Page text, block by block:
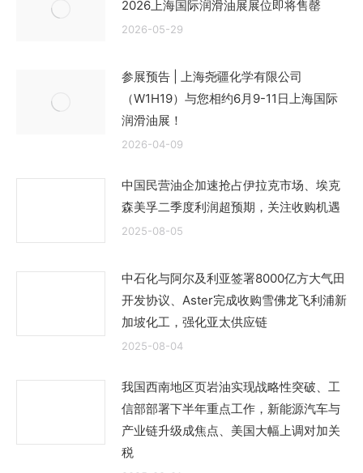
2026上海国际润滑油展展位即将售罄
2026-05-29
参展预告 | 上海尧疆化学有限公司
（W1H19）与您相约6月9-11日上海国际
润滑油展！
2026-04-09
中国民营油企加速抢占伊拉克市场、埃克
森美孚二季度利润超预期，关注收购机遇
2025-08-05
中石化与阿尔及利亚签署8000亿方大气田
开发协议、Aster完成收购雪佛龙飞利浦新
加坡化工，强化亚太供应链
2025-08-04
我国西南地区页岩油实现战略性突破、工
信部部署下半年重点工作，新能源汽车与
产业链升级成焦点、美国大幅上调对加关
税